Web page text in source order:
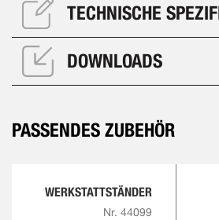
TECHNISCHE
DOWNLOADS
PASSENDES ZUBEHÖR
WERKSTATTSTÄNDER
Nr. 44099